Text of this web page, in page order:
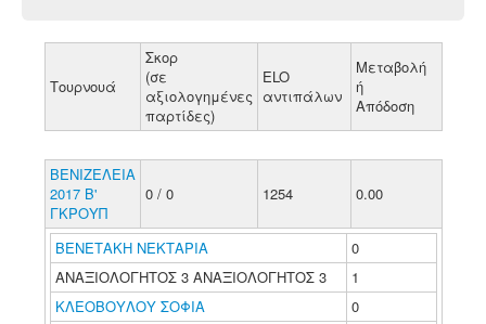
Τουρνουά
Σκορ
(σε
αξιολογημένες
παρτίδες)
ELO
αντιπάλων
Μεταβολή
ή
Απόδοση
ΒΕΝΙΖΕΛΕΙΑ
2017 B'
ΓΚΡΟΥΠ
0 / 0 1254 0.00
ΒΕΝΕΤΑΚΗ ΝΕΚΤΑΡΙΑ
0
ΑΝΑΞΙΟΛΟΓΗΤΟΣ 3 ΑΝΑΞΙΟΛΟΓΗΤΟΣ 3
1
ΚΛΕΟΒΟΥΛΟΥ ΣΟΦΙΑ
0